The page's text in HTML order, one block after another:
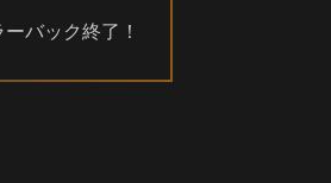
バック終了！